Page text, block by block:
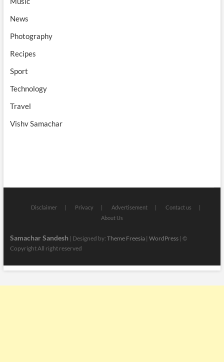
News
Photography
Recipes
Sport
Technology
Travel
Vishv Samachar
Disclaimer Privacy Advertisement
Contact us
About Us
Samachar Sandesh | Designed by: Theme Freesia| WordPress| ©
Copyright All right reserved